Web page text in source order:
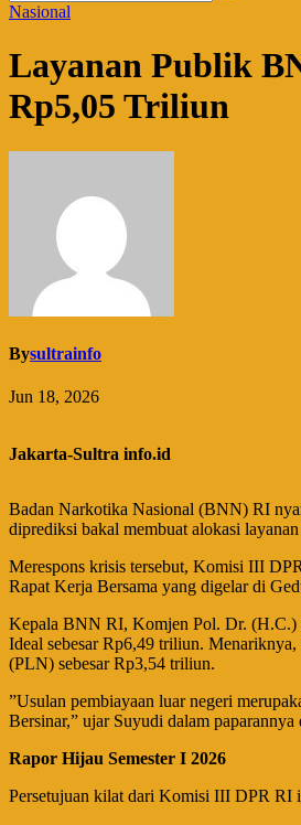
Nasional
Layanan Publik
Rp5,05 Triliun
Bysultrainfo
Jun 18, 2026
Jakarta-Sultra info.id
Badan Narkotika Nasional (BNN) RI
diprediksi bakal membuat alokasi
​Merespons krisis tersebut, Komisi III
Rapat Kerja Bersama yang digelar di
​Kepala BNN RI, Komjen Pol. Dr. (H.C.)
Ideal sebesar Rp6,49 triliun.
(PLN) sebesar Rp3,54 triliun.
​”Usulan pembiayaan luar negeri
Bersinar,” ujar Suyudi dalam paparannya
Rapor Hijau Semester I 2026
​Persetujuan kilat dari Komisi III DPR RI